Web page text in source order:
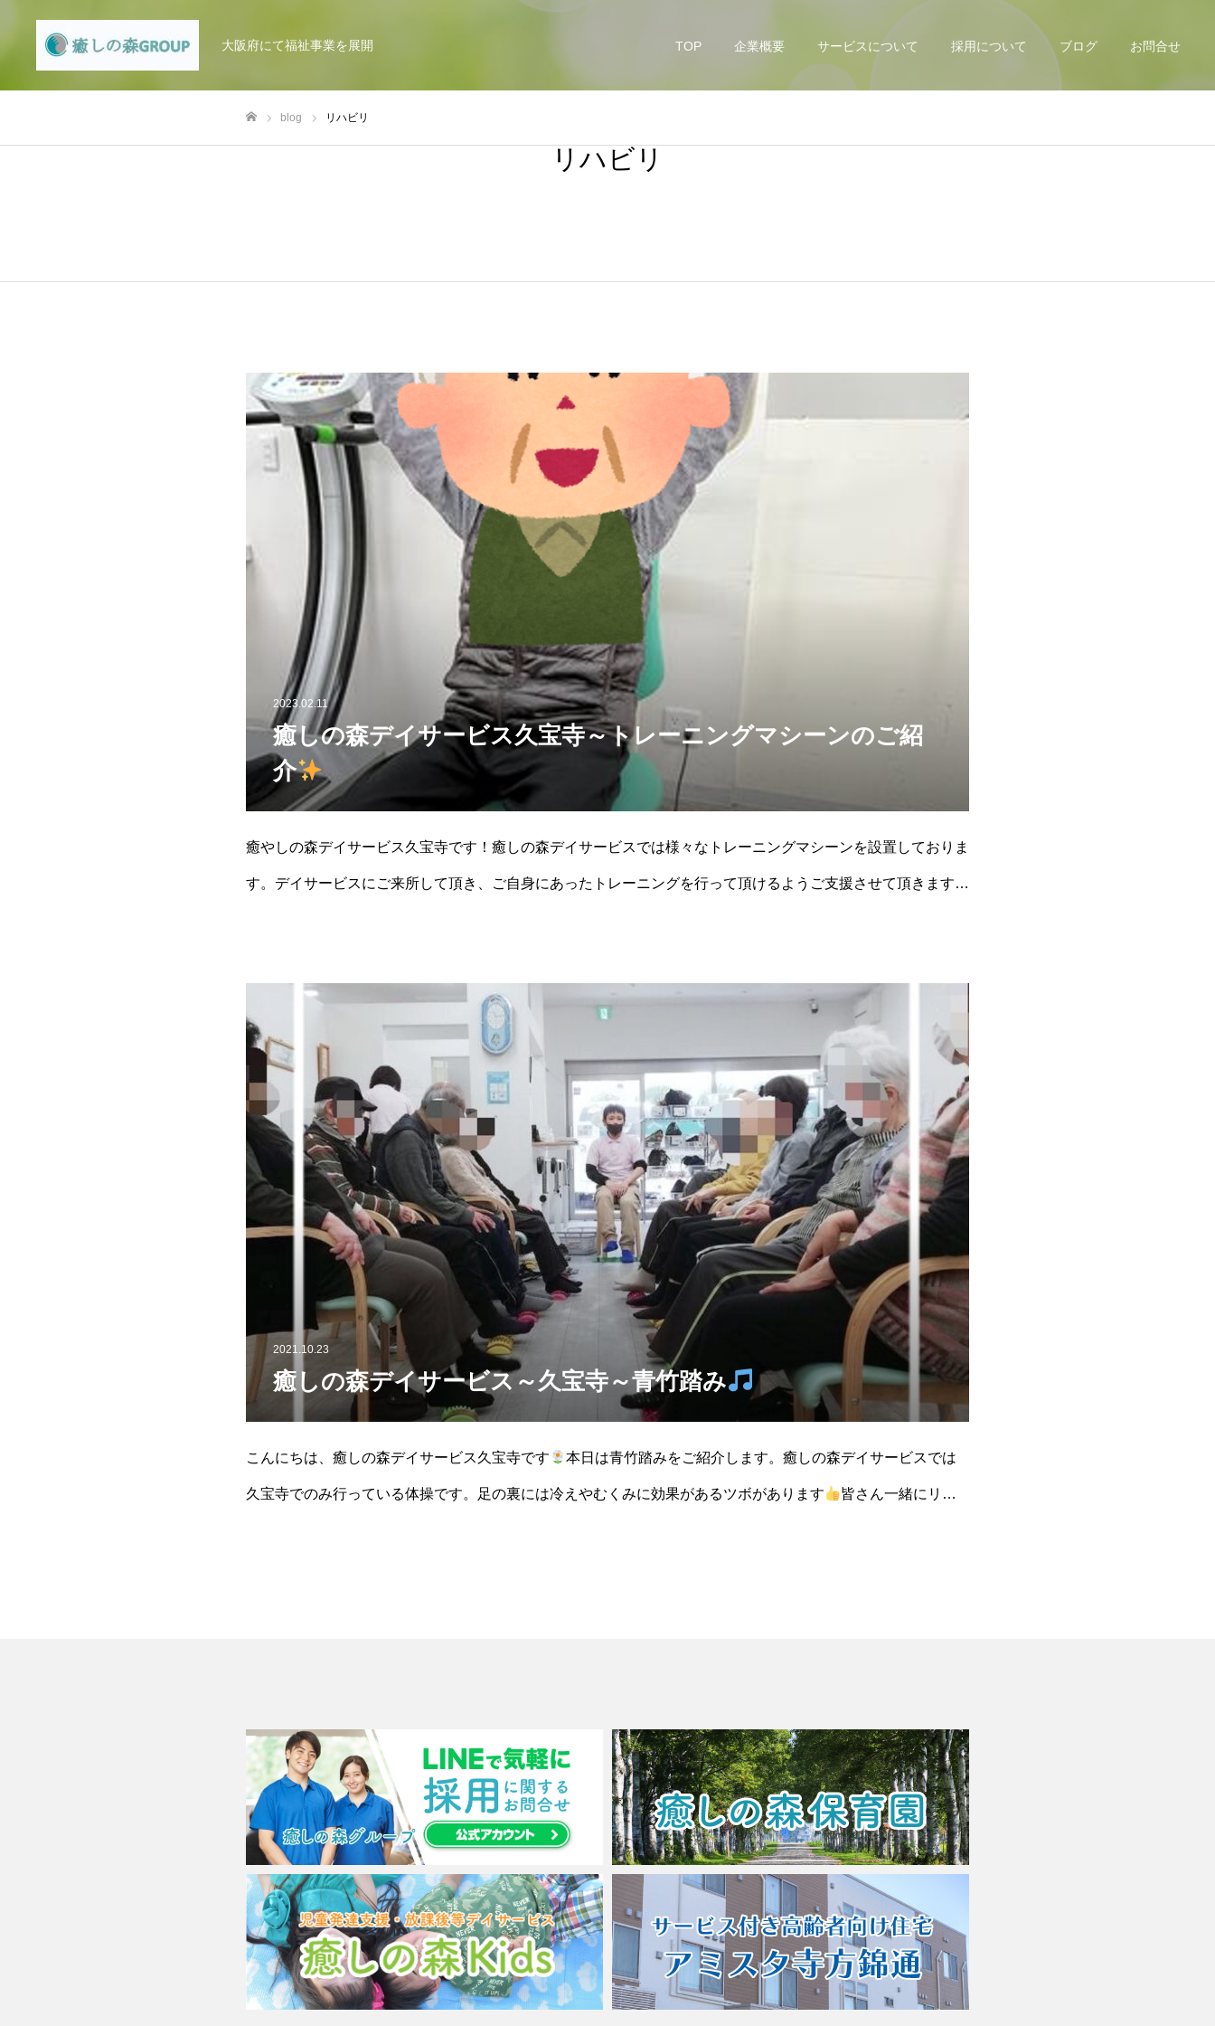
大阪府にて福祉事業を展開 TOP 企業概要 サービスについて 採用について ブログ お問合せ
blog リハビリ
リハビリ
2023.02.11
癒しの森デイサービス久宝寺～トレーニングマシーンのご紹
介
癒やしの森デイサービス久宝寺です！癒しの森デイサービスでは様々なトレーニングマシーンを設置しておりま
す。デイサービスにご来所して頂き、ご自身にあったトレーニングを行って頂けるようご支援させて頂きます。
2021.10.23
癒しの森デイサービス～久宝寺～青竹踏み
こんにちは、癒しの森デイサービス久宝寺です 本日は青竹踏みをご紹介します。癒しの森デイサービスでは
久宝寺でのみ行っている体操です。足の裏には冷えやむくみに効果があるツボがあります 皆さん一緒にリズ